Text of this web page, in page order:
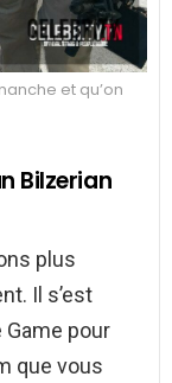
et qu’on
Bilzerian
plus
Il s’est
pour
que vous